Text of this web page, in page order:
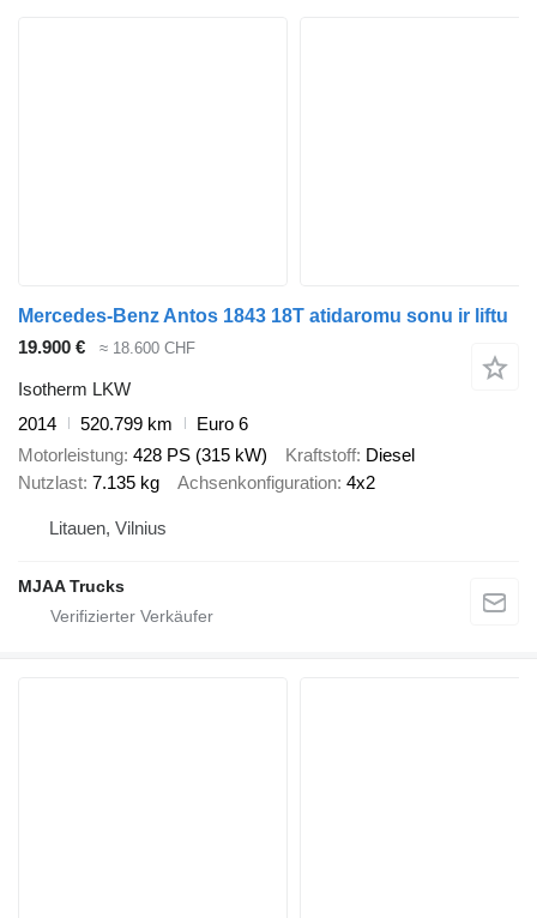
Mercedes-Benz Antos 1843 18T atidaromu sonu ir liftu
19.900 €
≈ 18.600 CHF
Isotherm LKW
2014
520.799 km
Euro 6
Motorleistung 428 PS (315 kW) Kraftstoff Diesel
Nutzlast 7.135 kg Achsenkonfiguration 4x2
Litauen, Vilnius
MJAA Trucks